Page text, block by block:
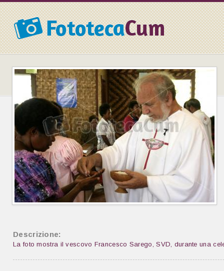
Descrizione:
La foto mostra il vescovo Francesco Sarego, SVD, durante una